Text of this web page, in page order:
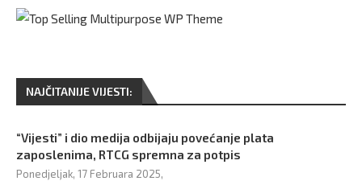
NAJČITANIJE VIJESTI:
“Vijesti” i dio medija odbijaju povećanje plata
zaposlenima, RTCG spremna za potpis
Ponedjeljak, 17 Februara 2025,